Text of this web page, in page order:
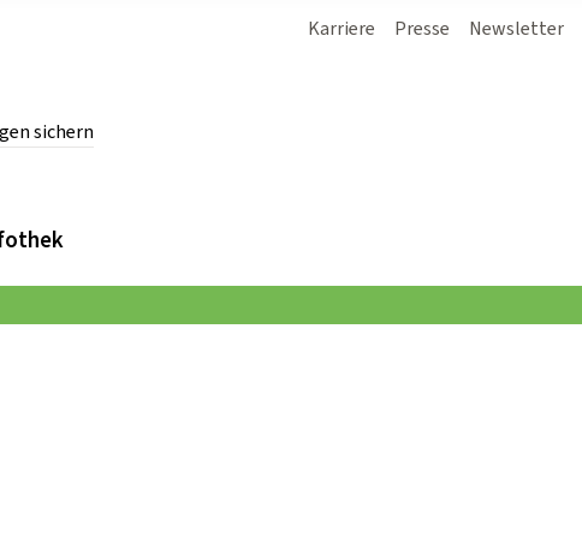
sichern
Karriere Presse Newsletter